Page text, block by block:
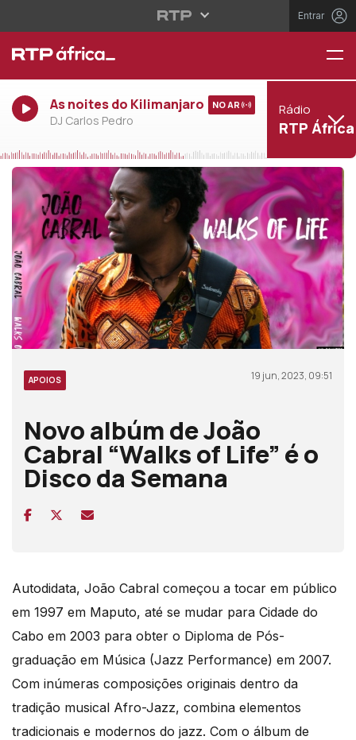
Entrar
As noites do Kilimanjaro
DJ Carlos Pedro
NO AR Rádio
RTP África
APOIOS 19 jun, 2023, 09:51
Novo albúm de João
Cabral “Walks of Life” é o
Disco da Semana
Autodidata, João Cabral começou a tocar em público
em 1997 em Maputo, até se mudar para Cidade do
Cabo em 2003 para obter o Diploma de Pós-
graduação em Música (Jazz Performance) em 2007.
Com inúmeras composições originais dentro da
tradição musical Afro-Jazz, combina elementos
tradicionais e modernos do jazz. Com o álbum de